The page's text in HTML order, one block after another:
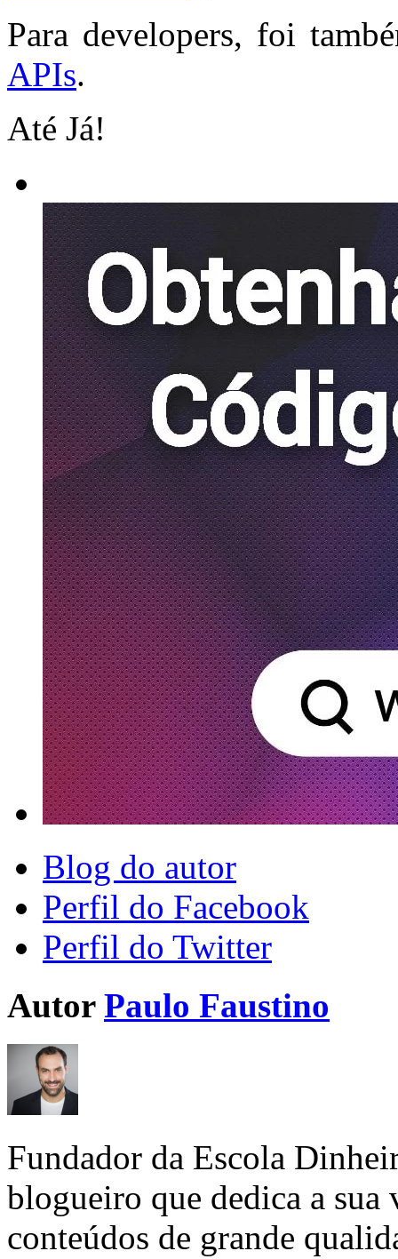
Para developers, foi
APIs.
Até Já!
Blog do autor
Perfil do Facebook
Perfil do Twitter
Autor Paulo Faustino
Fundador da Escola
blogueiro que dedica a
conteúdos de grande